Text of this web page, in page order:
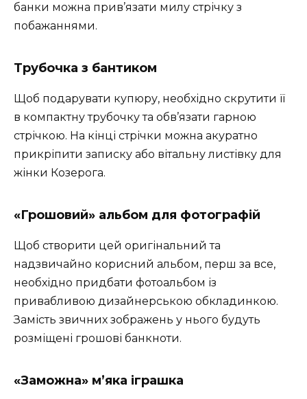
банки можна прив’язати милу стрічку з
побажаннями.
Трубочка з бантиком
Щоб подарувати купюру, необхідно скрутити її
в компактну трубочку та обв’язати гарною
стрічкою. На кінці стрічки можна акуратно
прикріпити записку або вітальну листівку для
жінки Козерога.
«Грошовий» альбом для фотографій
Щоб створити цей оригінальний та
надзвичайно корисний альбом, перш за все,
необхідно придбати фотоальбом із
привабливою дизайнерською обкладинкою.
Замість звичних зображень у нього будуть
розміщені грошові банкноти.
«Заможна» м’яка іграшка